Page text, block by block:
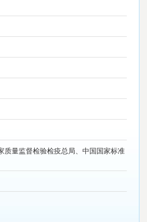
质量监督检验检疫总局、中国国家标准